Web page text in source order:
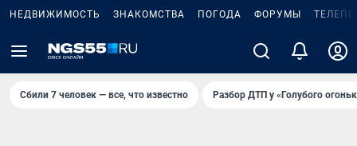
НЕДВИЖИМОСТЬ ЗНАКОМСТВА ПОГОДА ФОРУМЫ
Сбили 7 человек — все, что известно Разбор ДТП у «Голубого